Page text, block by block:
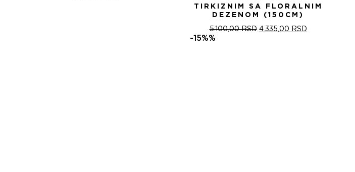
TIRKIZNIM SA FLORALNIM
DEZENOM (150CM)
5.100,00RSD ОРИГИНАЛНА
4.335,00 RSDТРЕНУТНА
-15%%